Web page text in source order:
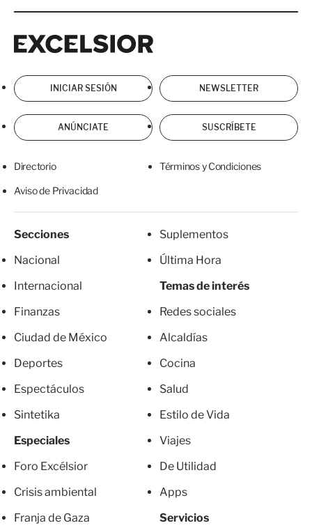
INICIAR SESIÓN NEWSLETTER
ANÚNCIATE SUSCRÍBETE
Directorio Términos y Condiciones
Aviso de Privacidad
Secciones
Nacional
Internacional
Finanzas
Ciudad de México
Deportes
Espectáculos
Sintetika
Especiales
Foro Excélsior
Crisis ambiental
Franja de Gaza
Suplementos
Última Hora
Temas de interés
Redes sociales
Alcaldías
Cocina
Salud
Estilo de Vida
Viajes
De Utilidad
Apps
Servicios